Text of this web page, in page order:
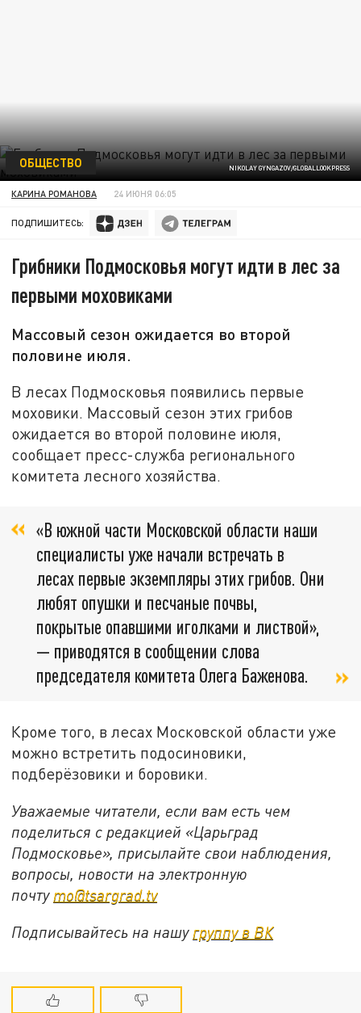
NIKOLAY GYNGAZOV/GLOBALLOOKPRESS
ОБЩЕСТВО
КАРИНА РОМАНОВА 24 ИЮНЯ 06:05
ПОДПИШИТЕСЬ:
Грибники Подмосковья могут идти в лес за
первыми моховиками
Массовый сезон ожидается во второй
половине июля.
В лесах Подмосковья появились первые
моховики. Массовый сезон этих грибов
ожидается во второй половине июля,
сообщает пресс-служба регионального
комитета лесного хозяйства.
«В южной части Московской области наши
специалисты уже начали встречать в
лесах первые экземпляры этих грибов. Они
любят опушки и песчаные почвы,
покрытые опавшими иголками и листвой»,
— приводятся в сообщении слова
председателя комитета Олега Баженова.
Кроме того, в лесах Московской области уже
можно встретить подосиновики,
подберёзовики и боровики.
Уважаемые читатели, если вам есть чем
поделиться с редакцией «Царьград
Подмосковье», присылайте свои наблюдения,
вопросы, новости на электронную
почту mo@tsargrad.tv
Подписывайтесь на нашу группу в ВК